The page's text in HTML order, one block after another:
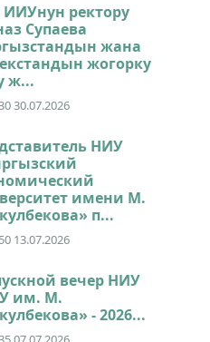
ректору
Супаева
жана
жогорку
ж...
30.07.2026
НИУ
имени М.
п...
13.07.2026
вечер НИУ
им. М.
- 2026...